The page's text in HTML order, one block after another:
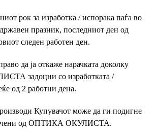
рок за изработка / испорака паѓа во
празник, последниот ден од
следен работен ден.
да ја откаже нарачката доколку
задоцни со изработката /
од 2 работни дена.
Купувачот може да ги подигне
од ОПТИКА ОКУЛИСТА.